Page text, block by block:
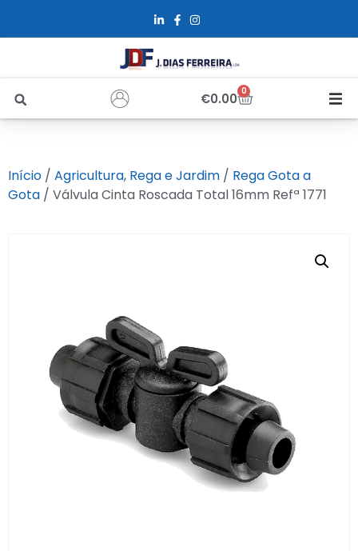
€0.00 0
Sobre Nós
Contactos
Entrar / Registar
Início / Agricultura, Rega e Jardim / Rega Gota a
Gota / Válvula Cinta Roscada Total 16mm Refª 1771